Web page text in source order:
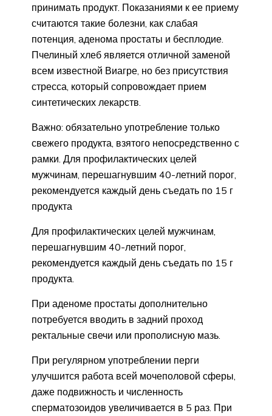
принимать продукт. Показаниями к ее приему
считаются такие болезни, как слабая
потенция, аденома простаты и бесплодие.
Пчелиный хлеб является отличной заменой
всем известной Виагре, но без присутствия
стресса, который сопровождает прием
синтетических лекарств.
Важно: обязательно употребление только
свежего продукта, взятого непосредственно с
рамки. Для профилактических целей
мужчинам, перешагнувшим 40-летний порог,
рекомендуется каждый день съедать по 15 г
продукта
Для профилактических целей мужчинам,
перешагнувшим 40-летний порог,
рекомендуется каждый день съедать по 15 г
продукта.
При аденоме простаты дополнительно
потребуется вводить в задний проход
ректальные свечи или прополисную мазь.
При регулярном употреблении перги
улучшится работа всей мочеполовой сферы,
даже подвижность и численность
сперматозоидов увеличивается в 5 раз. При